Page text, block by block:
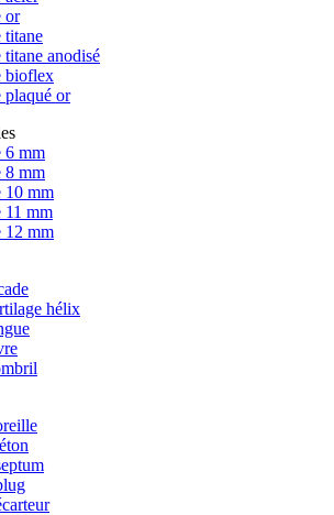
or
titane
anodisé
bioflex
plaqué or
6 mm
8 mm
10 mm
11 mm
12 mm
hélix